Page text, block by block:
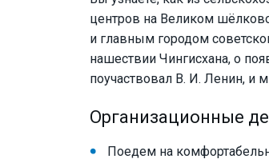
центров на Великом
и главным городом
нашествии Чингисхана, о
поучаствовал В. И. Ленин, и
Организационные
Поедем на